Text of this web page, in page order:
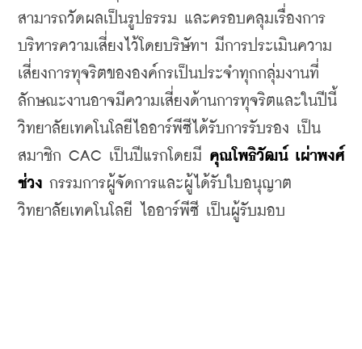
สามารถวัดผลเป็นรูปธรรม และครอบคลุมเรื่องการ
บริหารความเสี่ยงไว้โดยบริษัทฯ มีการประเมินความ
เสี่ยงการทุจริตขององค์กรเป็นประจำทุกกลุ่มงานที่
ลักษณะงานอาจมีความเสี่ยงด้านการทุจริตและในปีนี้
วิทยาลัยเทคโนโลยีไออาร์พีซีได้รับการรับรอง เป็น
สมาชิก CAC เป็นปีแรกโดยมี คุณโพธิวัฒน์ เผ่าพงศ์
ช่วง กรรมการผู้จัดการและผู้ได้รับใบอนุญาต
วิทยาลัยเทคโนโลยี ไออาร์พีซี เป็นผู้รับมอบ